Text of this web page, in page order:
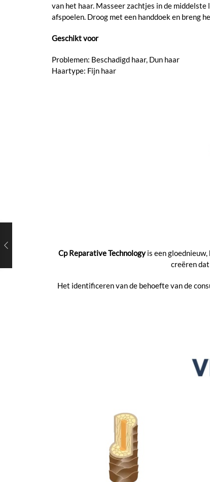
van het haar. Masseer zachtjes in de
afspoelen. Droog met een handdoek en breng
Geschikt voor
Problemen: Beschadigd haar, Dun haar
Haartype: Fijn haar
Cp Reparative Technologyis een
creëren
Het identificeren van de behoefte van de